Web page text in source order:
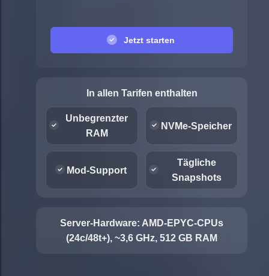
Jetzt starten
In allen Tarifen enthalten
Unbegrenzter
RAM
NVMe-Speicher
Mod-Support
Tägliche
Snapshots
Server-Hardware: AMD-EPYC-CPUs
(24c/48t+), ~3,6 GHz, 512 GB RAM